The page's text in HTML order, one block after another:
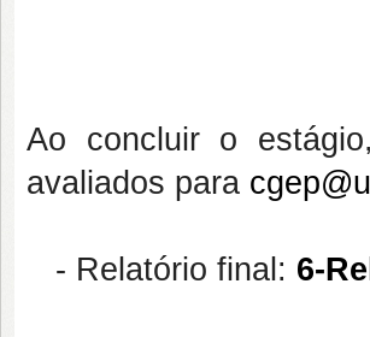
Ao concluir o
avaliados para
- Relatório final: 6-